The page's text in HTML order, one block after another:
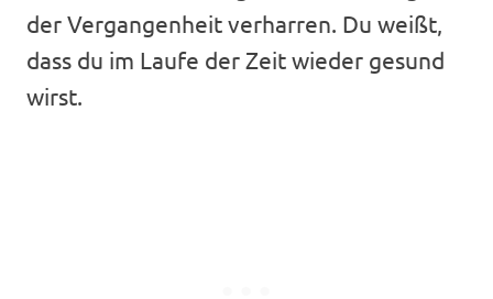
der Vergangenheit verharren. Du weißt,
dass du im Laufe der Zeit wieder gesund
wirst.